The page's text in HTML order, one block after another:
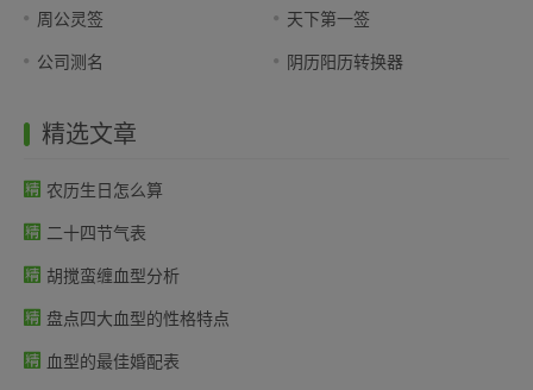
周公灵签 天下第一签
公司测名 阴历阳历转换器
精选文章
农历生日怎么算
二十四节气表
胡搅蛮缠血型分析
盘点四大血型的性格特点
血型的最佳婚配表